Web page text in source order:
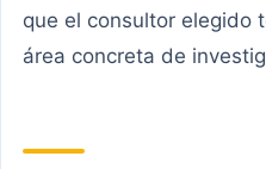
que el consultor elegido
área concreta de